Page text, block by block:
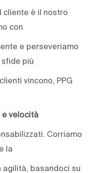
cliente è il nostro
con
e perseveriamo
più
vincono, PPG
e velocità
Corriamo
la
agilità, basandoci su